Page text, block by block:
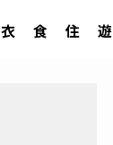
衣 食 住 遊